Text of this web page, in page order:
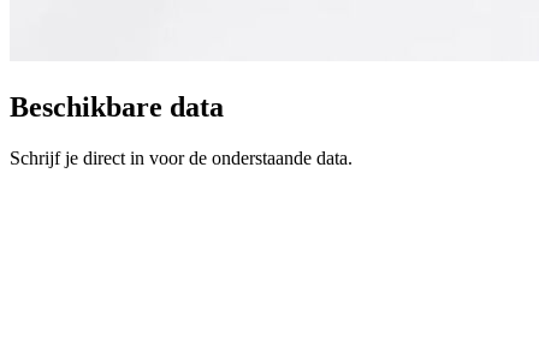
Beschikbare data
Schrijf je direct in voor de onderstaande data.